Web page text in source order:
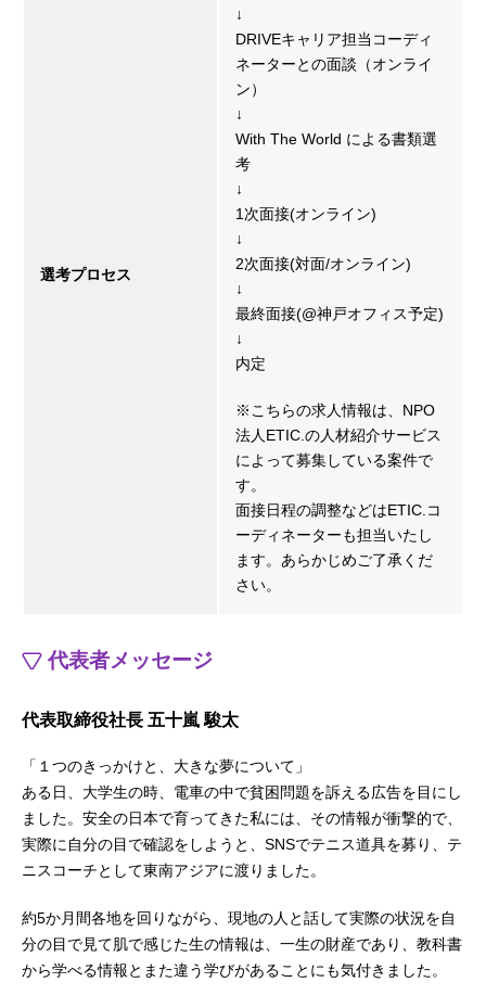
選考プロセス
↓
DRIVEキャリア担当コーディ
ネーターとの面談（オンライ
ン）
↓
With The World による書類選
考
↓
1次面接(オンライン)
↓
2次面接(対面/オンライン)
↓
最終面接(@神戸オフィス予定)
↓
内定
※こちらの求人情報は、NPO
法人ETIC.の人材紹介サービス
によって募集している案件で
す。
面接日程の調整などはETIC.コ
ーディネーターも担当いたし
ます。あらかじめご了承くだ
さい。
代表者メッセージ
代表取締役社長 五十嵐 駿太
「１つのきっかけと、大きな夢について」
ある日、大学生の時、電車の中で貧困問題を訴える広告を目にし
ました。安全の日本で育ってきた私には、その情報が衝撃的で、
実際に自分の目で確認をしようと、SNSでテニス道具を募り、テ
ニスコーチとして東南アジアに渡りました。
約5か月間各地を回りながら、現地の人と話して実際の状況を自
分の目で見て肌で感じた生の情報は、一生の財産であり、教科書
から学べる情報とまた違う学びがあることにも気付きました。